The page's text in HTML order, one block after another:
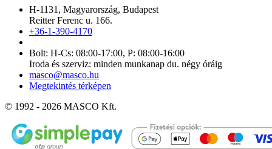
H-1131, Magyarország, Budapest
Reitter Ferenc u. 166.
+36-1-390-4170
Bolt: H-Cs: 08:00-17:00, P: 08:00-16:00
Iroda és szerviz: minden munkanap du. négy óráig
masco@masco.hu
Megtekintés térképen
© 1992 - 2026 MASCO Kft.